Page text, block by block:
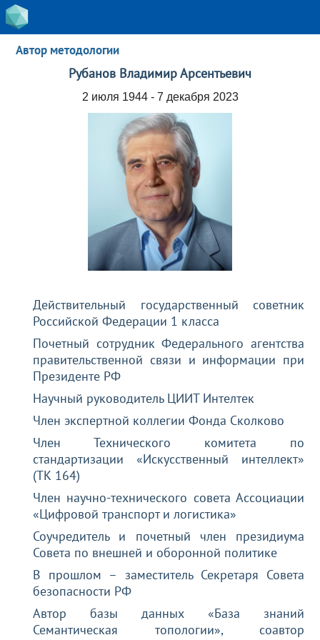
Автор методологии
Рубанов Владимир Арсентьевич
2 июля 1944 - 7 декабря 2023
Действительный государственный советник
Российской Федерации 1 класса
Почетный сотрудник Федерального агентства
правительственной связи и информации при
Президенте РФ
Научный руководитель ЦИИТ Интелтек
Член экспертной коллегии Фонда Сколково
Член Технического комитета по
стандартизации «Искусственный интеллект»
(ТК 164)
Член научно-технического совета Ассоциации
«Цифровой транспорт и логистика»
Соучредитель и почетный член президиума
Совета по внешней и оборонной политике
В прошлом – заместитель Секретаря Совета
безопасности РФ
Автор базы данных «База знаний
Семантическая топологии», соавтор